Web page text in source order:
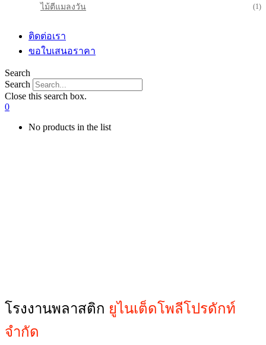
ไม้ตีแมลงวัน (1)
ติดต่อเรา
ขอใบเสนอราคา
Search
Search
Close this search box.
0
No products in the list
โรงงานพลาสติก ยูไนเต็ดโพลีโปรดักท์
จำกัด